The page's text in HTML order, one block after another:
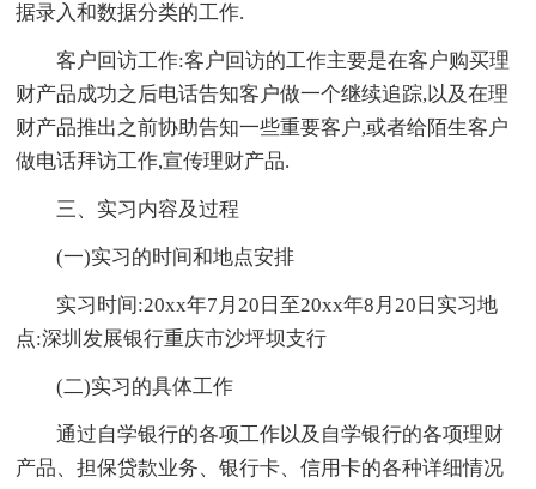
据录入和数据分类的工作.
客户回访工作:客户回访的工作主要是在客户购买理
财产品成功之后电话告知客户做一个继续追踪,以及在理
财产品推出之前协助告知一些重要客户,或者给陌生客户
做电话拜访工作,宣传理财产品.
三、实习内容及过程
(一)实习的时间和地点安排
实习时间:20xx年7月20日至20xx年8月20日实习地
点:深圳发展银行重庆市沙坪坝支行
(二)实习的具体工作
通过自学银行的各项工作以及自学银行的各项理财
产品、担保贷款业务、银行卡、信用卡的各种详细情况